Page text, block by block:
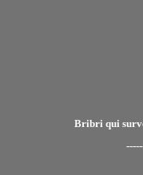
Bribri qui